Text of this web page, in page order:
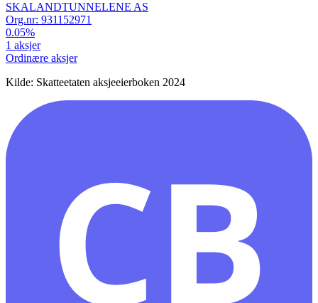
SKALANDTUNNELENE AS
Org.nr: 931152971
0.05%
1 aksjer
Ordinære aksjer
Kilde: Skatteetaten aksjeeierboken 2024
CB